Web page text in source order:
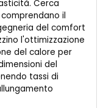
Cerca
il
del comfort
l'ottimizzazione
del calore per
del
tassi di